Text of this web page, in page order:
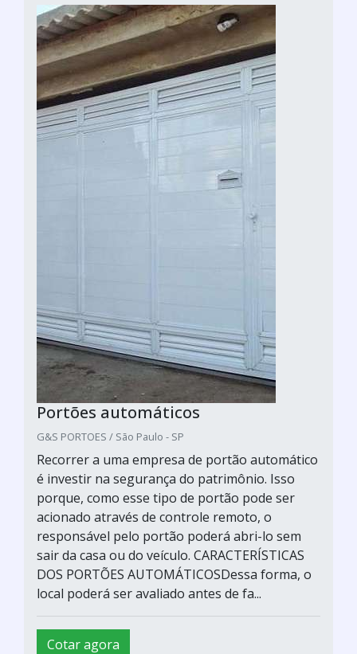
Portões automáticos
G&S PORTOES / São Paulo - SP
Recorrer a uma empresa de portão automático
é investir na segurança do patrimônio. Isso
porque, como esse tipo de portão pode ser
acionado através de controle remoto, o
responsável pelo portão poderá abri-lo sem
sair da casa ou do veículo. CARACTERÍSTICAS
DOS PORTÕES AUTOMÁTICOSDessa forma, o
local poderá ser avaliado antes de fa...
Cotar agora